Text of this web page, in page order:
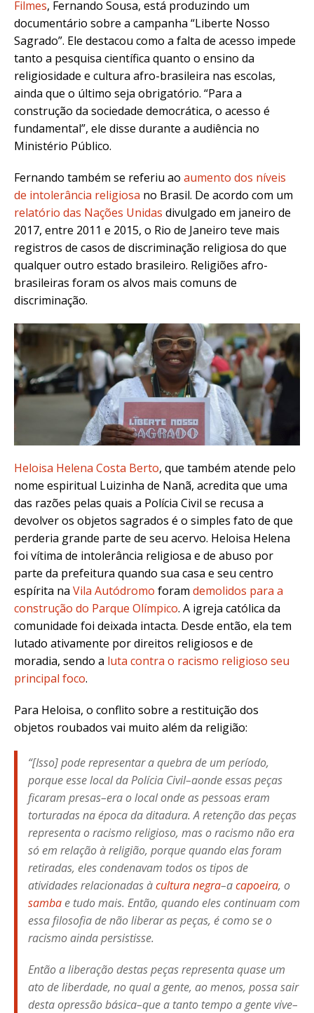
Filmes, Fernando Sousa, está produzindo um
documentário sobre a campanha “Liberte Nosso
Sagrado”. Ele destacou como a falta de acesso impede
tanto a pesquisa científica quanto o ensino da
religiosidade e cultura afro-brasileira nas escolas,
ainda que o último seja obrigatório. “Para a
construção da sociedade democrática, o acesso é
fundamental”, ele disse durante a audiência no
Ministério Público.
Fernando também se referiu ao aumento dos níveis
de intolerância religiosa no Brasil. De acordo com um
relatório das Nações Unidas divulgado em janeiro de
2017, entre 2011 e 2015, o Rio de Janeiro teve mais
registros de casos de discriminação religiosa do que
qualquer outro estado brasileiro. Religiões afro-
brasileiras foram os alvos mais comuns de
discriminação.
Heloisa Helena Costa Berto, que também atende pelo
nome espiritual Luizinha de Nanã, acredita que uma
das razões pelas quais a Polícia Civil se recusa a
devolver os objetos sagrados é o simples fato de que
perderia grande parte de seu acervo. Heloisa Helena
foi vítima de intolerância religiosa e de abuso por
parte da prefeitura quando sua casa e seu centro
espírita na Vila Autódromo foram demolidos para a
construção do Parque Olímpico. A igreja católica da
comunidade foi deixada intacta. Desde então, ela tem
lutado ativamente por direitos religiosos e de
moradia, sendo a luta contra o racismo religioso seu
principal foco.
Para Heloisa, o conflito sobre a restituição dos
objetos roubados vai muito além da religião:
“[Isso] pode representar a quebra de um período,
porque esse local da Polícia Civil–aonde essas peças
ficaram presas–era o local onde as pessoas eram
torturadas na época da ditadura. A retenção das peças
representa o racismo religioso, mas o racismo não era
só em relação à religião, porque quando elas foram
retiradas, eles condenavam todos os tipos de
atividades relacionadas àcultura negra–acapoeira, o
sambae tudo mais. Então, quando eles continuam com
essa filosofia de não liberar as peças, é como se o
racismo ainda persistisse.
Então a liberação destas peças representa quase um
ato de liberdade, no qual a gente, ao menos, possa sair
desta opressão básica–que a tanto tempo a gente vive–